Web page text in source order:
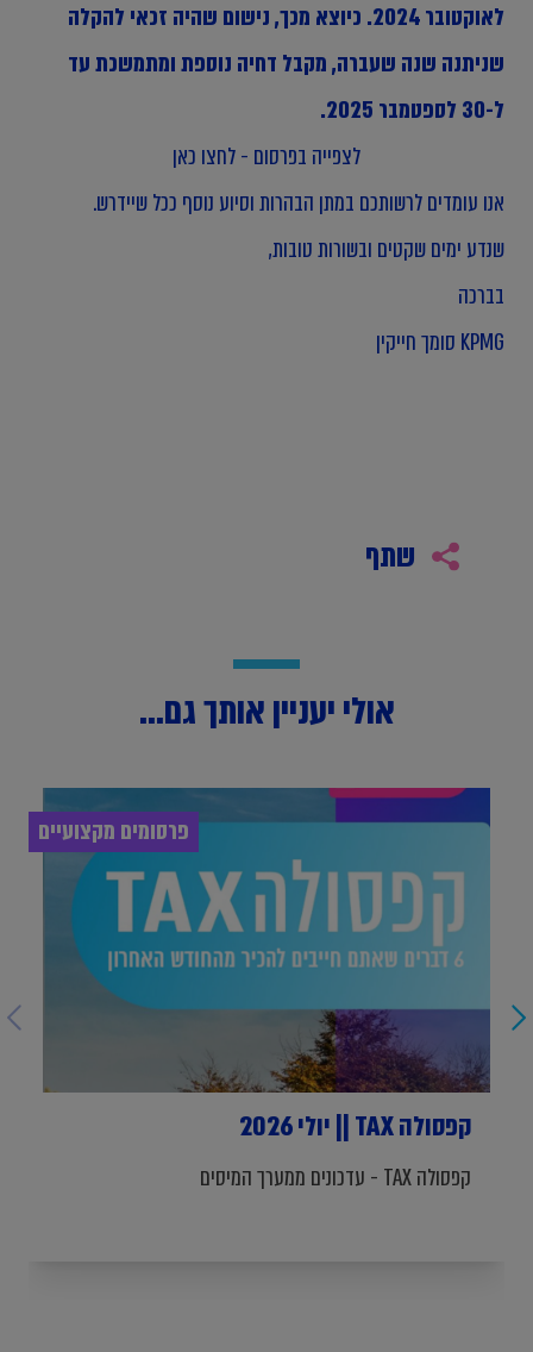
לאוקטובר 2024. כיוצא מכך, נישום שהיה זכאי להקלה
שניתנה שנה שעברה, מקבל דחיה נוספת ומתמשכת עד
ל-30 לספטמבר 2025.
לצפייה בפרסום - לחצו כאן
אנו עומדים לרשותכם במתן הבהרות וסיוע נוסף ככל שיידרש.
שנדע ימים שקטים ובשורות טובות,
בברכה
KPMG סומך חייקין
שתף
אולי יעניין אותך גם...
פרסומים מקצועיים
קפסולה TAX || יולי 2026
קפסולה TAX - עדכונים ממערך המיסים